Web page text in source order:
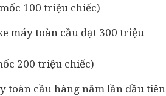
100 triệu chiếc)
máy toàn cầu đạt 300 triệu
200 triệu chiếc)
toàn cầu hàng năm lần đầu tiên